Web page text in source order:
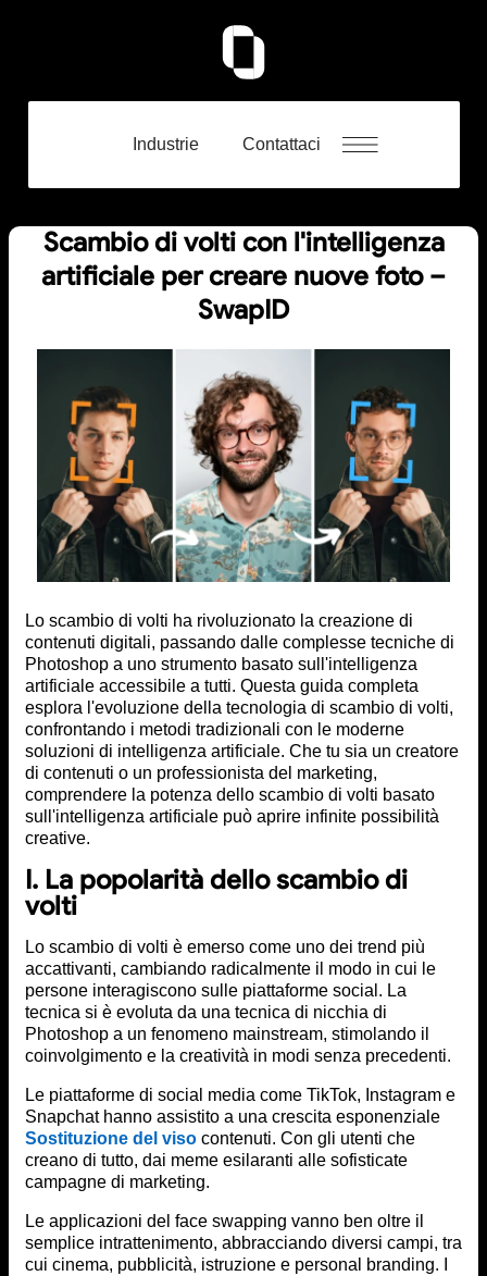
Industrie Contattaci
Scambio di volti con l'intelligenza
artificiale per creare nuove foto –
SwapID
Lo scambio di volti ha rivoluzionato la creazione di
contenuti digitali, passando dalle complesse tecniche di
Photoshop a uno strumento basato sull'intelligenza
artificiale accessibile a tutti. Questa guida completa
esplora l'evoluzione della tecnologia di scambio di volti,
confrontando i metodi tradizionali con le moderne
soluzioni di intelligenza artificiale. Che tu sia un creatore
di contenuti o un professionista del marketing,
comprendere la potenza dello scambio di volti basato
sull'intelligenza artificiale può aprire infinite possibilità
creative.
I. La popolarità dello scambio di
volti
Lo scambio di volti è emerso come uno dei trend più
accattivanti, cambiando radicalmente il modo in cui le
persone interagiscono sulle piattaforme social. La
tecnica si è evoluta da una tecnica di nicchia di
Photoshop a un fenomeno mainstream, stimolando il
coinvolgimento e la creatività in modi senza precedenti.
Le piattaforme di social media come TikTok, Instagram e
Snapchat hanno assistito a una crescita esponenziale
Sostituzione del viso contenuti. Con gli utenti che
creano di tutto, dai meme esilaranti alle sofisticate
campagne di marketing.
Le applicazioni del face swapping vanno ben oltre il
semplice intrattenimento, abbracciando diversi campi, tra
cui cinema, pubblicità, istruzione e personal branding. I